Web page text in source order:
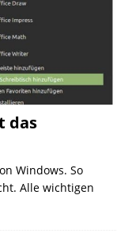
das
Windows. So
Alle wichtigen